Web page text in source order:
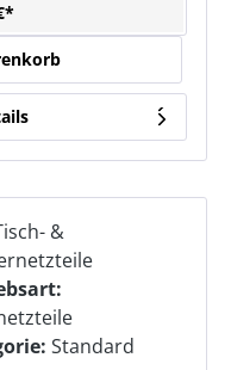
&
Standard